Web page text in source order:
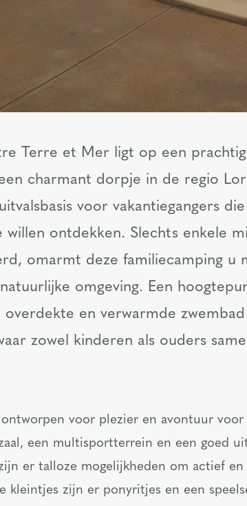
Terre et Mer ligt op een
charmant dorpje in de regio
voor vakantiegangers
willen ontdekken. Slechts enkele
omarmt deze familiecamping u
omgeving. Een
overdekte en verwarmde
zowel kinderen als ouders
ontworpen voor plezier en avontuur
een multisportterrein en een goed
er talloze mogelijkheden om actief en
kleintjes zijn er ponyritjes en een